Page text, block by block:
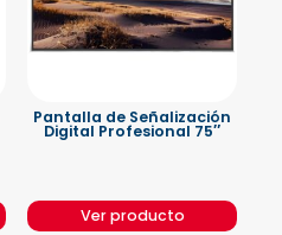
Pantalla de Señalización
Digital Profesional 75″
Ver producto